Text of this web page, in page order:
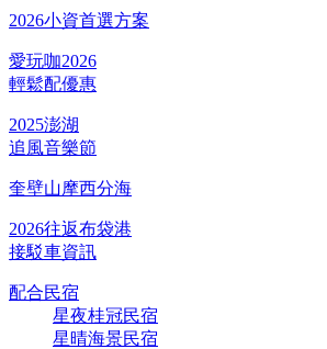
2026小資首選方案
愛玩咖2026
輕鬆配優惠
2025澎湖
追風音樂節
奎壁山摩西分海
2026往返布袋港
接駁車資訊
配合民宿
星夜桂冠民宿
星晴海景民宿